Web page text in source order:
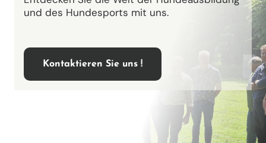
und des Hundesports mit uns.
Kontaktieren Sie uns !